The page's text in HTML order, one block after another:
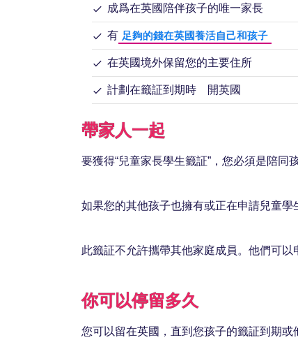
成爲在英國陪伴孩子的唯一家長
有 足夠的錢在英國養活自己和孩子
在英國境外保留您的主要住所
計劃在籤証到期時離開英國
帶家人一起
要獲得“兒童家長學生籤証”，您必須是陪同
如果您的其他孩子也擁有或正在申請兒童學
此籤証不允許攜帶其他家庭成員。他們可以
你可以停留多久
您可以留在英國，直到您孩子的籤証到期或